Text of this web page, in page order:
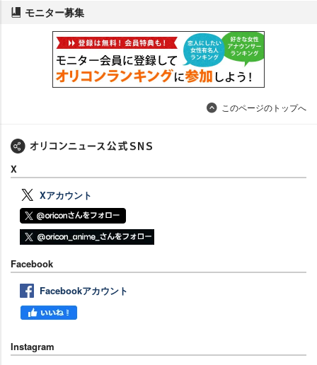
モニター募集
このページのトップへ
X
Xアカウント
Facebook
Facebookアカウント
Instagram